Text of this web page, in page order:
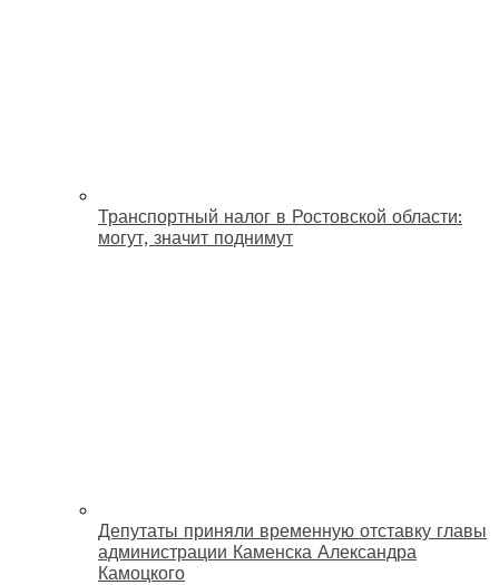
Транспортный налог в Ростовской области:
могут, значит поднимут
Депутаты приняли временную отставку главы
администрации Каменска Александра
Камоцкого